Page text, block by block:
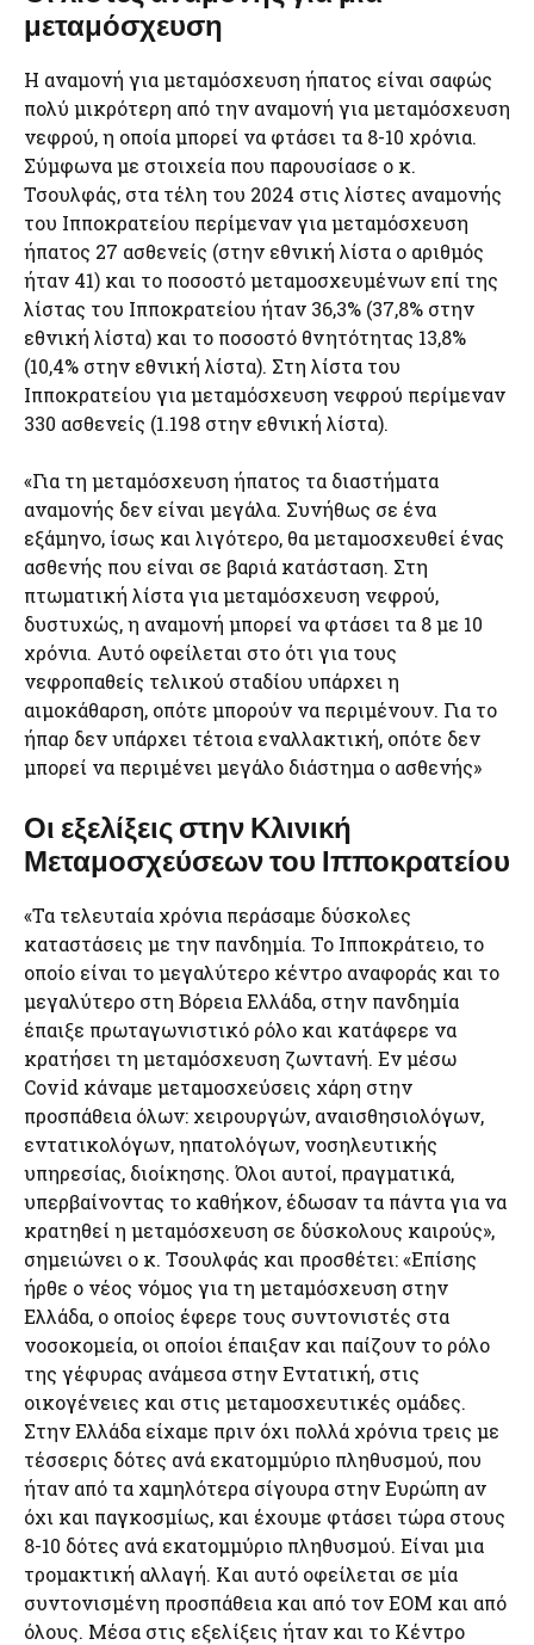
μεταμόσχευση
Η αναμονή για μεταμόσχευση ήπατος είναι σαφώς
πολύ μικρότερη από την αναμονή για μεταμόσχευση
νεφρού, η οποία μπορεί να φτάσει τα 8-10 χρόνια.
Σύμφωνα με στοιχεία που παρουσίασε ο κ.
Τσουλφάς, στα τέλη του 2024 στις λίστες αναμονής
του Ιπποκρατείου περίμεναν για μεταμόσχευση
ήπατος 27 ασθενείς (στην εθνική λίστα ο αριθμός
ήταν 41) και το ποσοστό μεταμοσχευμένων επί της
λίστας του Ιπποκρατείου ήταν 36,3% (37,8% στην
εθνική λίστα) και το ποσοστό θνητότητας 13,8%
(10,4% στην εθνική λίστα). Στη λίστα του
Ιπποκρατείου για μεταμόσχευση νεφρού περίμεναν
330 ασθενείς (1.198 στην εθνική λίστα).
«Για τη μεταμόσχευση ήπατος τα διαστήματα
αναμονής δεν είναι μεγάλα. Συνήθως σε ένα
εξάμηνο, ίσως και λιγότερο, θα μεταμοσχευθεί ένας
ασθενής που είναι σε βαριά κατάσταση. Στη
πτωματική λίστα για μεταμόσχευση νεφρού,
δυστυχώς, η αναμονή μπορεί να φτάσει τα 8 με 10
χρόνια. Αυτό οφείλεται στο ότι για τους
νεφροπαθείς τελικού σταδίου υπάρχει η
αιμοκάθαρση, οπότε μπορούν να περιμένουν. Για το
ήπαρ δεν υπάρχει τέτοια εναλλακτική, οπότε δεν
μπορεί να περιμένει μεγάλο διάστημα ο ασθενής»
Οι εξελίξεις στην Κλινική
Μεταμοσχεύσεων του Ιπποκρατείου
«Τα τελευταία χρόνια περάσαμε δύσκολες
καταστάσεις με την πανδημία. Το Ιπποκράτειο, το
οποίο είναι το μεγαλύτερο κέντρο αναφοράς και το
μεγαλύτερο στη Βόρεια Ελλάδα, στην πανδημία
έπαιξε πρωταγωνιστικό ρόλο και κατάφερε να
κρατήσει τη μεταμόσχευση ζωντανή. Εν μέσω
Covid κάναμε μεταμοσχεύσεις χάρη στην
προσπάθεια όλων: χειρουργών, αναισθησιολόγων,
εντατικολόγων, ηπατολόγων, νοσηλευτικής
υπηρεσίας, διοίκησης. Όλοι αυτοί, πραγματικά,
υπερβαίνοντας το καθήκον, έδωσαν τα πάντα για να
κρατηθεί η μεταμόσχευση σε δύσκολους καιρούς»,
σημειώνει ο κ. Τσουλφάς και προσθέτει: «Επίσης
ήρθε ο νέος νόμος για τη μεταμόσχευση στην
Ελλάδα, ο οποίος έφερε τους συντονιστές στα
νοσοκομεία, οι οποίοι έπαιξαν και παίζουν το ρόλο
της γέφυρας ανάμεσα στην Εντατική, στις
οικογένειες και στις μεταμοσχευτικές ομάδες.
Στην Ελλάδα είχαμε πριν όχι πολλά χρόνια τρεις με
τέσσερις δότες ανά εκατομμύριο πληθυσμού, που
ήταν από τα χαμηλότερα σίγουρα στην Ευρώπη αν
όχι και παγκοσμίως, και έχουμε φτάσει τώρα στους
8-10 δότες ανά εκατομμύριο πληθυσμού. Είναι μια
τρομακτική αλλαγή. Και αυτό οφείλεται σε μία
συντονισμένη προσπάθεια και από τον ΕΟΜ και από
όλους. Μέσα στις εξελίξεις ήταν και το Κέντρο